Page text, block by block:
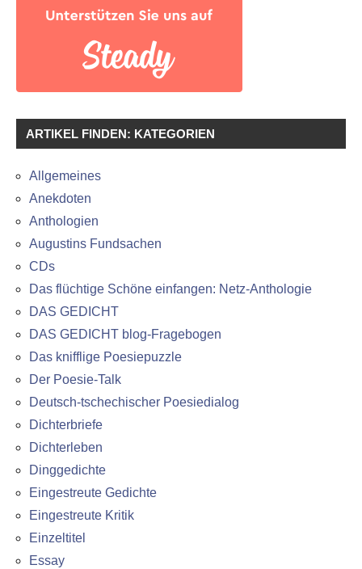
ARTIKEL FINDEN: KATEGORIEN
Allgemeines
Anekdoten
Anthologien
Augustins Fundsachen
CDs
Das flüchtige Schöne einfangen: Netz-Anthologie
DAS GEDICHT
DAS GEDICHT blog-Fragebogen
Das knifflige Poesiepuzzle
Der Poesie-Talk
Deutsch-tschechischer Poesiedialog
Dichterbriefe
Dichterleben
Dinggedichte
Eingestreute Gedichte
Eingestreute Kritik
Einzeltitel
Essay